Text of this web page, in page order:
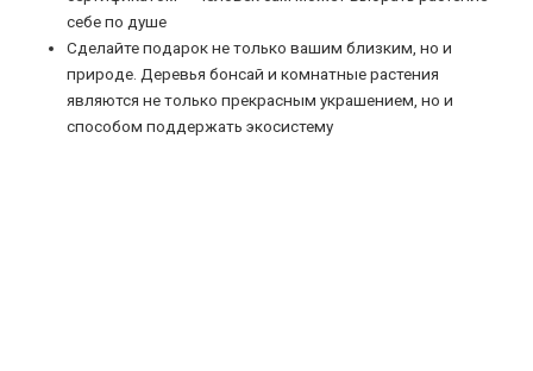
себе по душе
Сделайте подарок не только вашим близким, но и
природе. Деревья бонсай и комнатные растения
являются не только прекрасным украшением, но и
способом поддержать экосистему